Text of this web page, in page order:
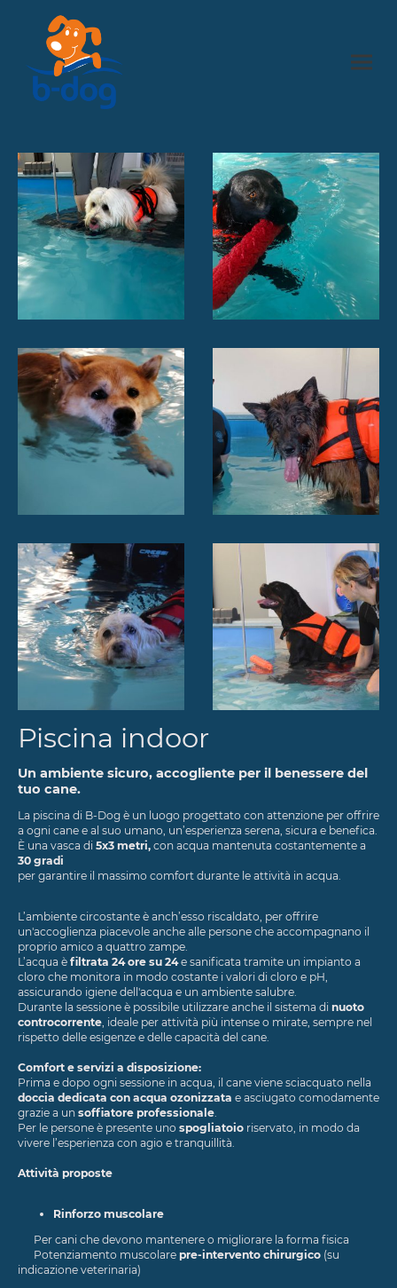
Piscina indoor
Un ambiente sicuro, accogliente per il benessere del
tuo cane.
La piscina di B-Dog è un luogo progettato con attenzione per offrire
a ogni cane e al suo umano, un’esperienza serena, sicura e benefica.
È una vasca di 5x3 metri, con acqua mantenuta costantemente a
30 gradi
per garantire il massimo comfort durante le attività in acqua.
L’ambiente circostante è anch’esso riscaldato, per offrire
un'accoglienza piacevole anche alle persone che accompagnano il
proprio amico a quattro zampe.
L’acqua è filtrata 24 ore su 24e sanificata tramite un impianto a
cloro che monitora in modo costante i valori di cloro e pH,
assicurando igiene dell'acqua e un ambiente salubre.
Durante la sessione è possibile utilizzare anche il sistema di nuoto
controcorrente , ideale per attività più intense o mirate, sempre nel
rispetto delle esigenze e delle capacità del cane.
Comfort e servizi a disposizione:
Prima e dopo ogni sessione in acqua, il cane viene sciacquato nella
doccia dedicata con acqua ozonizzata e asciugato comodamente
grazie a un soffiatore professionale
Per le persone è presente uno spogliatoio riservato, in modo da
vivere l’esperienza con agio e tranquillità.
Attività proposte
Rinforzo muscolare
Per cani che devono mantenere o migliorare la forma fisica
Potenziamento muscolare pre-intervento chirurgico (su
indicazione veterinaria)